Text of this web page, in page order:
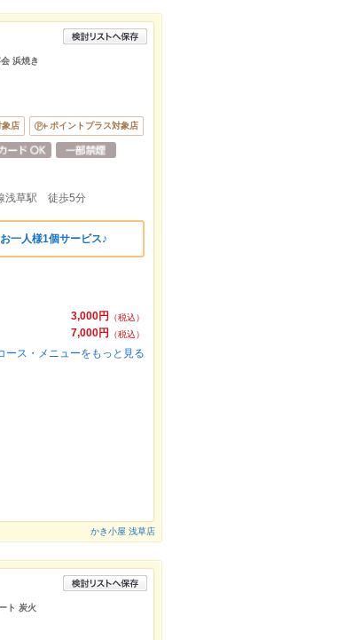
浜焼き
象店 ポイントプラス対象店
浅草駅 徒歩5分
一人様1個サービス♪
3,000円
（税込）
7,000円
（税込）
ース・メニューをもっと見る
かき小屋 浅草店
ト 炭火